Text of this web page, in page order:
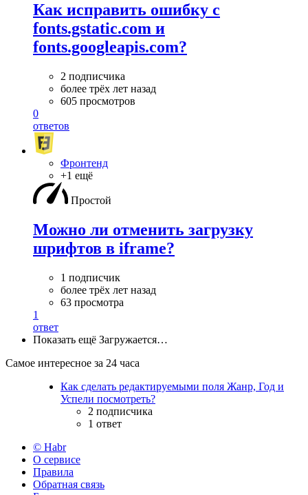
Как исправить ошибку с
fonts.gstatic.com и
fonts.googleapis.com?
2 подписчика
более трёх лет назад
605 просмотров
0
ответов
Фронтенд
+1 ещё
Простой
Можно ли отменить загрузку
шрифтов в iframe?
1 подписчик
более трёх лет назад
63 просмотра
1
ответ
Показать ещё Загружается…
Самое интересное за 24 часа
Как сделать редактируемыми поля Жанр, Год и
Успели посмотреть?
2 подписчика
1 ответ
© Habr
О сервисе
Правила
Обратная связь